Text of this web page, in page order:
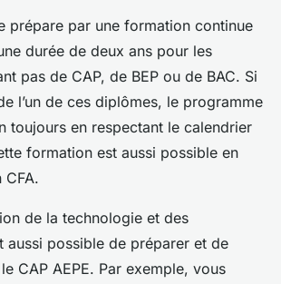
prépare par une formation continue
durée de deux ans pour les
pas de CAP, de BEP ou de BAC. Si
l’un de ces diplômes, le programme
toujours en respectant le calendrier
formation est aussi possible en
CFA.
de la technologie et des
aussi possible de préparer et de
CAP AEPE. Par exemple, vous